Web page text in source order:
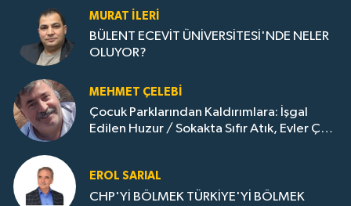
MURAT İLERI
BÜLENT ECEVİT ÜNİVERSİTESİ'NDE NELER
OLUYOR?
MEHMET ÇELEBI
Çocuk Parklarından Kaldırımlara: İşgal
Edilen Huzur / Sokakta Sıfır Atık, Evler Çöp
EROL SARIAL
CHP'Yİ BÖLMEK TÜRKİYE'Yİ BÖLMEK